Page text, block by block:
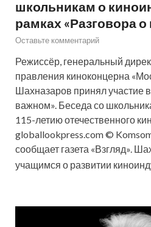
школьникам о
рамках «Разговора
Оставьте комментарий
Режиссёр, генеральный
правления киноконцерна
Шахназаров принял участие
важном». Беседа со
115-летию отечественного
globallookpress.com ©
сообщает газета «Взгляд».
учащимся о развитии